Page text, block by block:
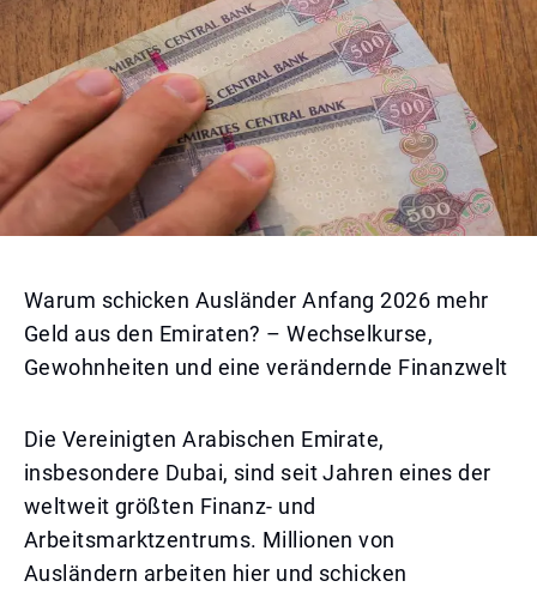
Warum schicken Ausländer Anfang 2026 mehr
Geld aus den Emiraten? – Wechselkurse,
Gewohnheiten und eine verändernde Finanzwelt
Die Vereinigten Arabischen Emirate,
insbesondere Dubai, sind seit Jahren eines der
weltweit größten Finanz- und
Arbeitsmarktzentrums. Millionen von
Ausländern arbeiten hier und schicken